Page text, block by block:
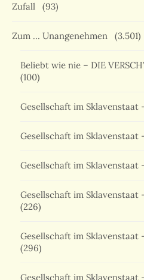
Zufall (93)
Zum … Unangenehmen (3.501)
Beliebt wie nie – DIE
(100)
Gesellschaft im Sklavenstaat
Gesellschaft im Sklavenstaat
Gesellschaft im Sklavenstaat
Gesellschaft im Sklavenstaat
(226)
Gesellschaft im Sklavenstaat
(296)
Gesellschaft im Sklavenstaat